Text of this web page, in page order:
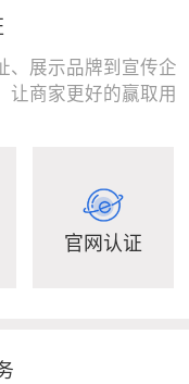
、展示品牌到宣传企
让商家更好的赢取用
官网认证